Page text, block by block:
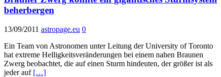
beherbergen
13/09/2011 astropage.eu 0
Ein Team von Astronomen unter Leitung der University of Toronto
hat extreme Helligkeitsveränderungen bei einem nahen Braunen
Zwerg beobachtet, die auf einen Sturm hindeuten, der größer ist als
jeder auf […]